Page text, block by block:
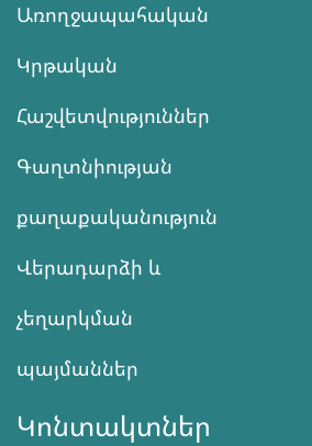
Առողջապահական
Կրթական
Հաշվետվություններ
Գաղտնիության
քաղաքականություն
Վերադարձի և
չեղարկման
պայմաններ
Կոնտակտներ